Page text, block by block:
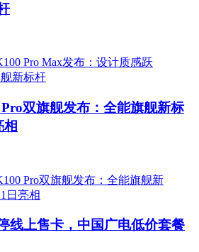
双旗舰发布：全能旗舰新标
线上售卡，中国广电低价套餐